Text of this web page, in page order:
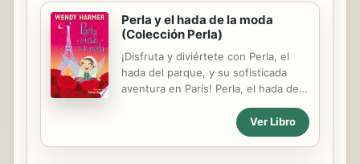
Perla y el hada de la moda
(Colección Perla)
¡Disfruta y diviértete con Perla, el
hada del parque, y su sofisticada
aventura en París! Perla, el hada del
parque, vive mágicas aventuras en
un montón de lugares distintos. ¿A
qué esperas para conocerla? Oh, la
Ver Libro